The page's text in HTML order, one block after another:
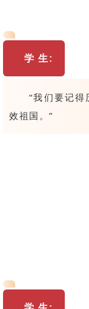
学 生 :
“我们要记
效祖国。”